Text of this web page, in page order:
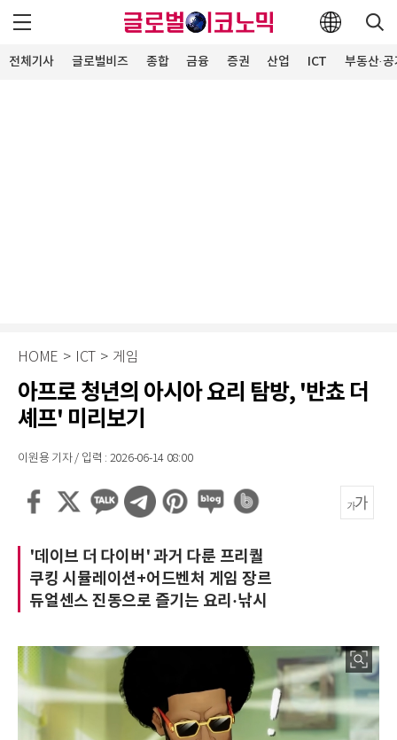
전체기사 글로벌비즈 종합 금융 증권 산업 ICT 부동산·
HOME > ICT > 게임
아프로 청년의 아시아 요리 탐방, '반쵸 더
셰프' 미리보기
이원용 기자 / 입력 : 2026-06-14 08:00
'데이브 더 다이버' 과거 다룬 프리퀄
쿠킹 시뮬레이션+어드벤처 게임 장르
듀얼센스 진동으로 즐기는 요리·낚시